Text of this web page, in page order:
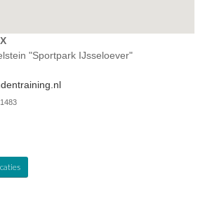
"Sportpark IJsseloever"